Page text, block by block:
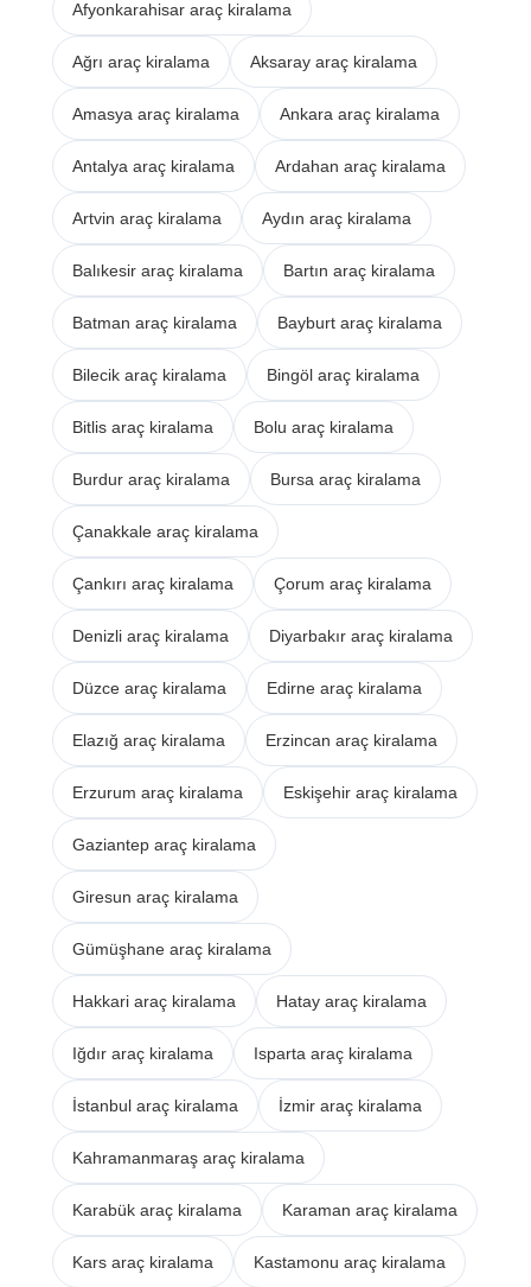
Afyonkarahisar araç kiralama
Ağrı araç kiralama Aksaray araç kiralama
Amasya araç kiralama Ankara araç kiralama
Antalya araç kiralama Ardahan araç kiralama
Artvin araç kiralama Aydın araç kiralama
Balıkesir araç kiralama Bartın araç kiralama
Batman araç kiralama Bayburt araç kiralama
Bilecik araç kiralama Bingöl araç kiralama
Bitlis araç kiralama Bolu araç kiralama
Burdur araç kiralama Bursa araç kiralama
Çanakkale araç kiralama
Çankırı araç kiralama Çorum araç kiralama
Denizli araç kiralama Diyarbakır araç kiralama
Düzce araç kiralama Edirne araç kiralama
Elazığ araç kiralama Erzincan araç kiralama
Erzurum araç kiralama Eskişehir araç kiralama
Gaziantep araç kiralama
Giresun araç kiralama
Gümüşhane araç kiralama
Hakkari araç kiralama Hatay araç kiralama
Iğdır araç kiralama Isparta araç kiralama
İstanbul araç kiralama İzmir araç kiralama
Kahramanmaraş araç kiralama
Karabük araç kiralama Karaman araç kiralama
Kars araç kiralama Kastamonu araç kiralama